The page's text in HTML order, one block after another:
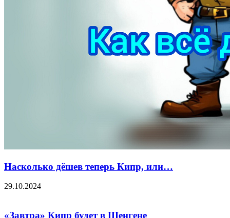
Насколько дёшев теперь Кипр, или…
29.10.2024
«Завтра» Кипр будет в Шенгене